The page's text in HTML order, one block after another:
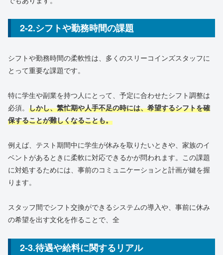
2-2.シフトや勤務時間の課題
シフトや勤務時間の柔軟性は、多くのスリーコインズスタッフに
とって重要な課題です。
特に学生や副業を持つ人にとって、予定に合わせたシフト調整は
必須。 しかし、繁忙期や人手不足の時には、希望するシフトを確
保することが難しくなることも。
例えば、テスト期間中に学生が休みを取りたいときや、家族のイ
ベントがあるときに柔軟に対応できるかが問われます。この課題
に対処するためには、事前のコミュニケーションと計画が鍵を握
ります。
スタッフ間でシフト交換ができるシステムの導入や、事前に休み
の希望を出す文化を作ることで、全
2-3.待遇や給料に関するリアル